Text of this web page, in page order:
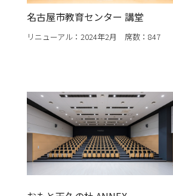
名古屋市教育センター 講堂
リニューアル：2024年2月 席数：847